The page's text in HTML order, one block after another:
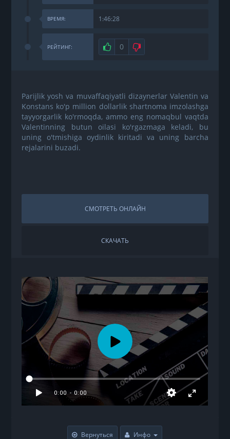
ВРЕМЯ: 1:46:28
РЕЙТИНГ: Нравится
0 Не нравится
Parijlik yosh va muvaffaqiyatli dizaynerlar Valentin va
Konstans ko'p million dollarlik shartnoma imzolashga
tayyorgarlik ko'rmoqda, ammo eng nomaqbul vaqtda
Valentinning butun oilasi ko'rgazmaga keladi, bu
uning o'tmishiga oydinlik kiritadi va uning barcha
rejalarini buzadi.
СМОТРЕТЬ ОНЛАЙН
СКАЧАТЬ
Вернуться Инфо